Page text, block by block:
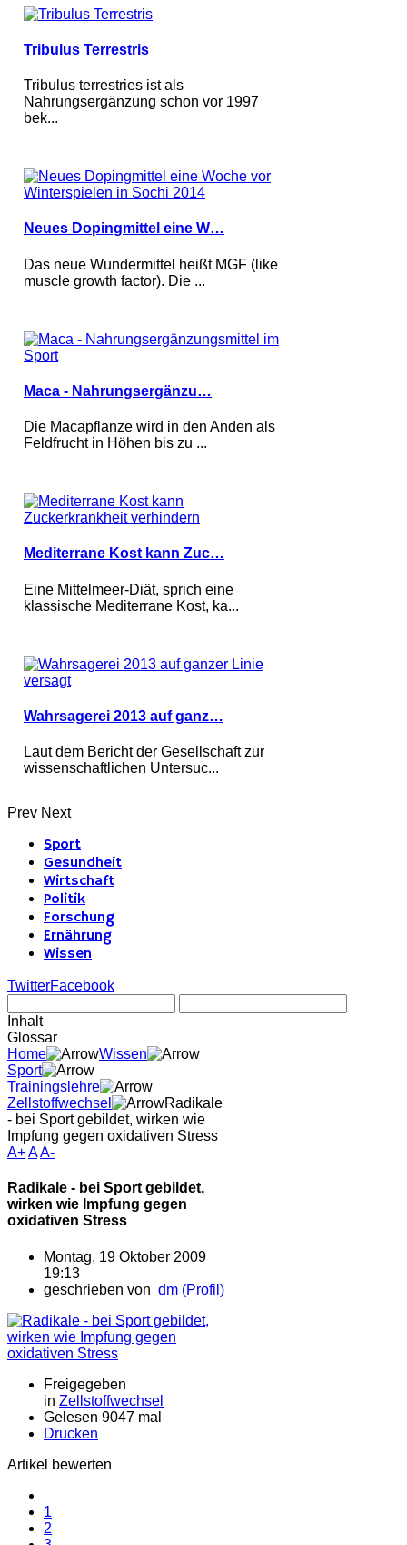
Tribulus Terrestris
Tribulus terrestries ist als
Nahrungsergänzung schon vor 1997
bek...
Neues Dopingmittel eine W…
Das neue Wundermittel heißt MGF (like
muscle growth factor). Die ...
Maca - Nahrungsergänzu…
Die Macapflanze wird in den Anden als
Feldfrucht in Höhen bis zu ...
Mediterrane Kost kann Zuc…
Eine Mittelmeer-Diät, sprich eine
klassische Mediterrane Kost, ka...
Wahrsagerei 2013 auf ganz…
Laut dem Bericht der Gesellschaft zur
wissenschaftlichen Untersuc...
Prev Next
Sport
Gesundheit
Wirtschaft
Politik
Forschung
Ernährung
Wissen
TwitterFacebook
Inhalt
Glossar
Home
Wissen
Sport
Trainingslehre
Zellstoffwechsel
Radikale
- bei Sport gebildet, wirken wie
Impfung gegen oxidativen Stress
A+AA-
Radikale - bei Sport gebildet,
wirken wie Impfung gegen
oxidativen Stress
Montag, 19 Oktober 2009
19:13
geschrieben von dm (Profil)
Freigegeben
in Zellstoffwechsel
Gelesen 9047 mal
Drucken
Artikel bewerten
1
2